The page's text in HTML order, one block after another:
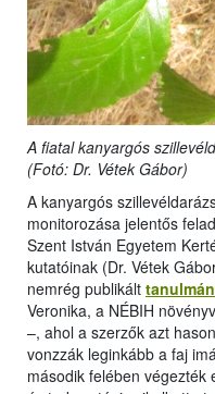
A fiatal kanyargós
(Fotó: Dr. Vétek Gábor)
A kanyargós
monitorozása jelentős
Szent István Egyetem
kutatóinak (Dr. Vétek
nemrég publikált
Veronika, a NÉBIH
–, ahol a szerzők azt
vonzzák leginkább a faj
második felében végezték